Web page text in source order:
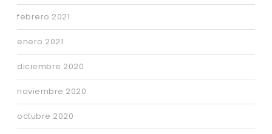
febrero 2021
enero 2021
diciembre 2020
noviembre 2020
octubre 2020